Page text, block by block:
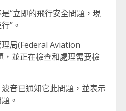
“立即的飛行安全問題，現
”。
局(Federal Aviation
並正在檢查和處理需要檢
音已通知它此問題，並表示
。